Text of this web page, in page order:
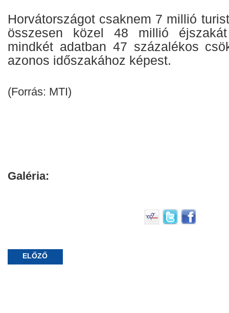
Horvátországot csaknem 7 millió
összesen közel 48 millió
mindkét adatban 47 százalékos
azonos időszakához képest.
(Forrás: MTI)
Galéria:
ELŐZŐ